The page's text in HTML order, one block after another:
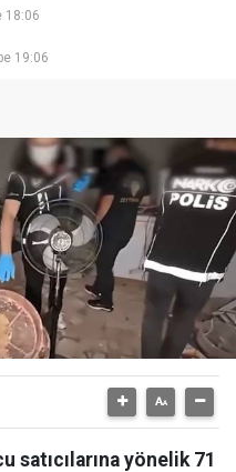
18:06
19:06
satıcılarına yönelik 71